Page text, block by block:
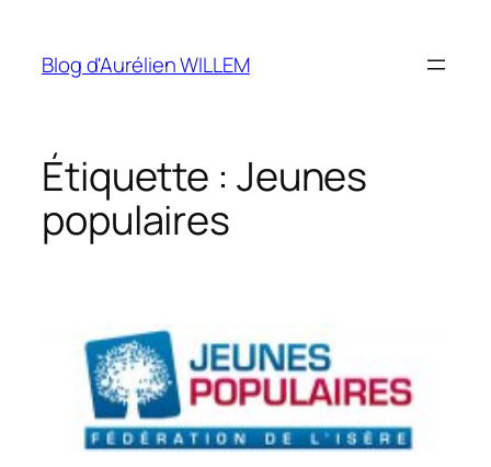
contenu
Blog d'Aurélien WILLEM
Étiquette : Jeunes
populaires